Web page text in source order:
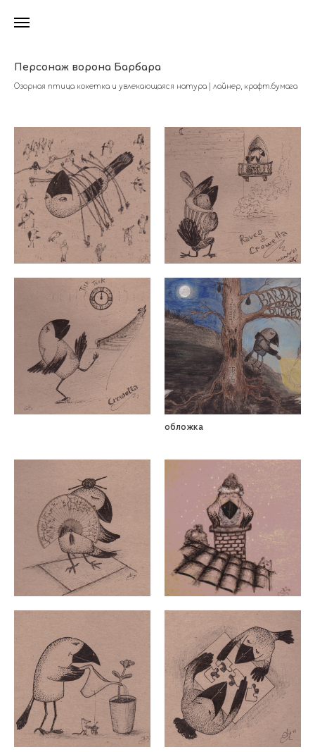
Персонаж ворона Барбара
Озорная птица кокетка и увлекающаяся натура | лайнер, крафт.бумага
обложка